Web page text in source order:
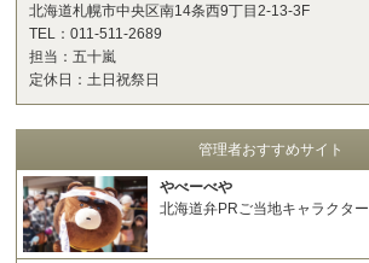
北海道札幌市中央区南14条西9丁目2-13-3F
TEL：011-511-2689
担当：五十嵐
定休日：土日祝祭日
管理者おすすめサイト
やべーべや
北海道弁PRご当地キャラクター